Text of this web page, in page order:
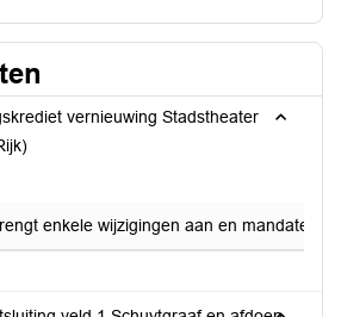
vernieuwing Stadstheater
enkele wijzigingen aan en